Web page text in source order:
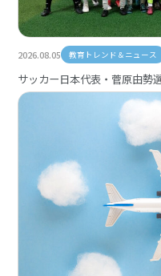
2026.08.05 教育トレンド＆ニュース
サッカー日本代表・菅原由勢